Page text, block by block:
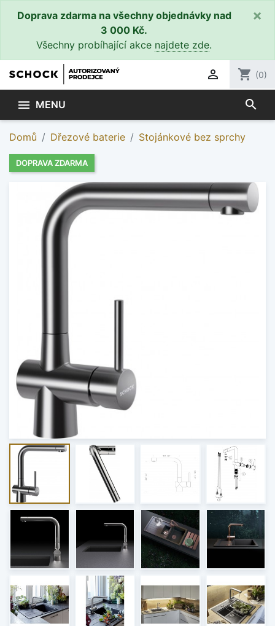
Doprava zdarma na všechny objednávky nad
3 000 Kč.
Všechny probíhající akce najdete zde.
×
 shopping_cart (0)
 MENU search
Domů Dřezové baterie Stojánkové bez sprchy
DOPRAVA ZDARMA